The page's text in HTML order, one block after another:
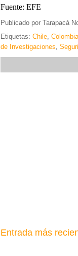
Fuente: EFE
Publicado por Tarapacá
Etiquetas: Chile, Colombia
de Investigaciones,
Entrada más